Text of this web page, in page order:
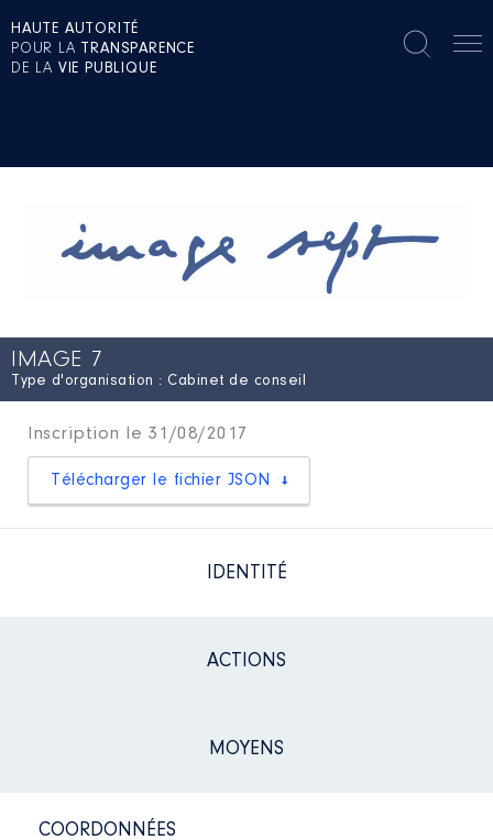
HAUTE AUTORITÉ
POUR LA TRANSPARENCE
DE LA VIE PUBLIQUE
IMAGE 7
Type d'organisation : Cabinet de conseil
Inscription le 31/08/2017
Télécharger le fichier JSON
IDENTITÉ
ACTIONS
MOYENS
COORDONNÉES